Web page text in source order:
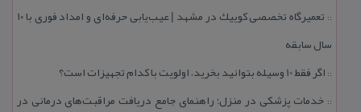
::
تعمیرگاه تخصصی كوییك در مشهد | عیب‌یابی حرفه‌ای و امداد فوری با ۱۰
سال سابقه
:: اگر فقط 10 وسیله بتوانید بخرید، اولویت با كدام تجهیزات است؟
:: خدمات پزشكی در منزل؛ راهنمای جامع دریافت مراقبت‌های درمانی در